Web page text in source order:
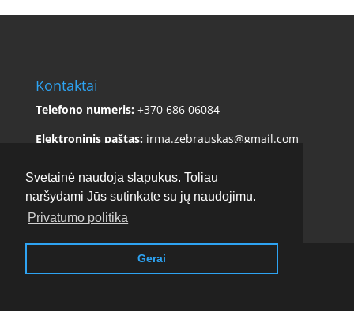
Svetainė naudoja slapukus. Toliau
naršydami Jūs sutinkate su jų naudojimu.
Privatumo politika
Gerai
Kontaktai
Telefono numeris: +370 686 06084
Elektroninis paštas: irma.zebrauskas@gmail.com